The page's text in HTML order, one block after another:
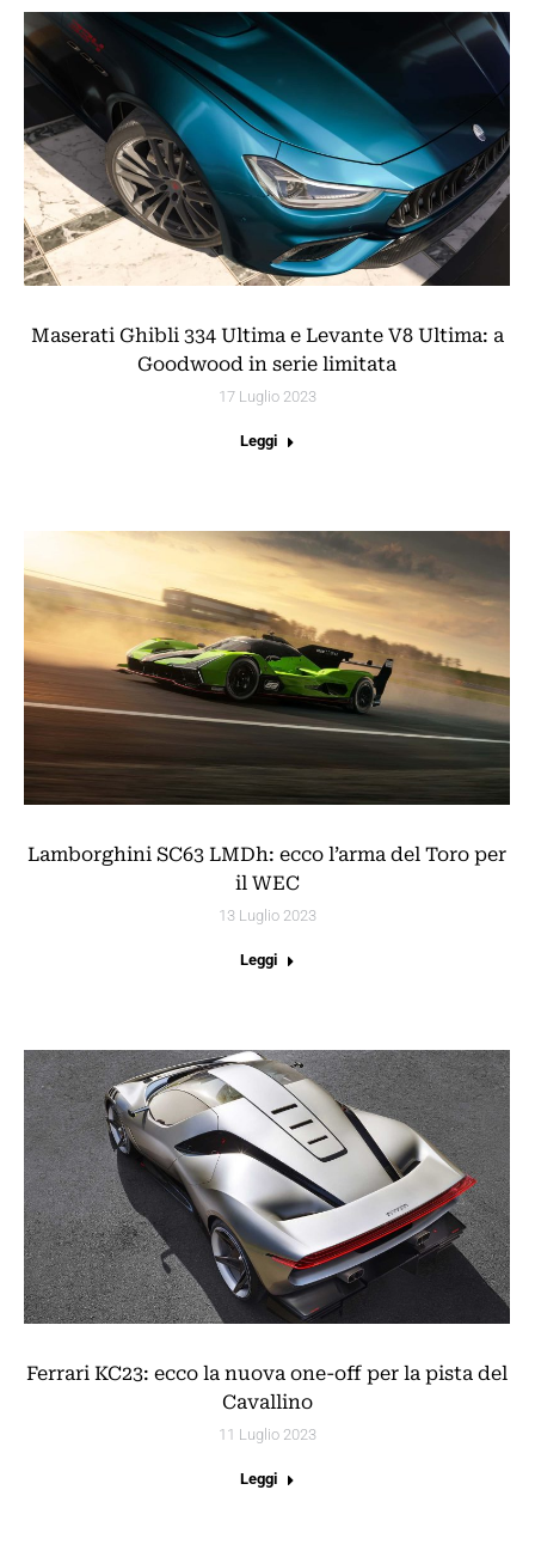
Maserati Ghibli 334 Ultima e Levante V8 Ultima: a
Goodwood in serie limitata
17 Luglio 2023
Leggi
Lamborghini SC63 LMDh: ecco l’arma del Toro per
il WEC
13 Luglio 2023
Leggi
Ferrari KC23: ecco la nuova one-off per la pista del
Cavallino
11 Luglio 2023
Leggi